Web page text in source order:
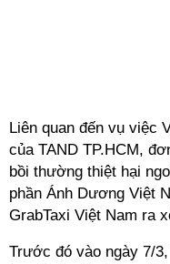
Liên quan đến vụ việc
của TAND TP.HCM,
bồi thường thiệt hại
phần Ánh Dương Việt
GrabTaxi Việt Nam ra
Trước đó vào ngày 7/